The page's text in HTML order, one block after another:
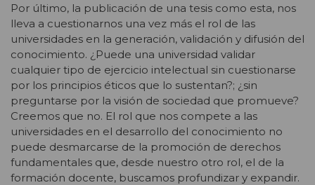
Por último, la publicación de una tesis como esta, nos
lleva a cuestionarnos una vez más el rol de las
universidades en la generación, validación y difusión del
conocimiento. ¿Puede una universidad validar
cualquier tipo de ejercicio intelectual sin cuestionarse
por los principios éticos que lo sustentan?; ¿sin
preguntarse por la visión de sociedad que promueve?
Creemos que no. El rol que nos compete a las
universidades en el desarrollo del conocimiento no
puede desmarcarse de la promoción de derechos
fundamentales que, desde nuestro otro rol, el de la
formación docente, buscamos profundizar y expandir.